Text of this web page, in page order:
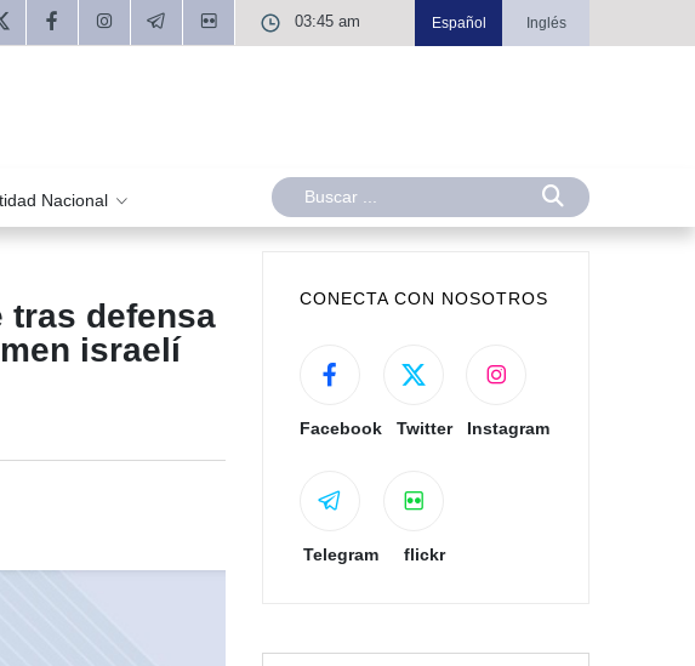
03:45 am Español Inglés
Nacional
tras defensa
israelí
CONECTA CON NOSOTROS
Facebook Twitter Instagram
Telegram flickr